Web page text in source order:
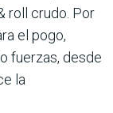
roll crudo. Por
el pogo,
fuerzas, desde
la